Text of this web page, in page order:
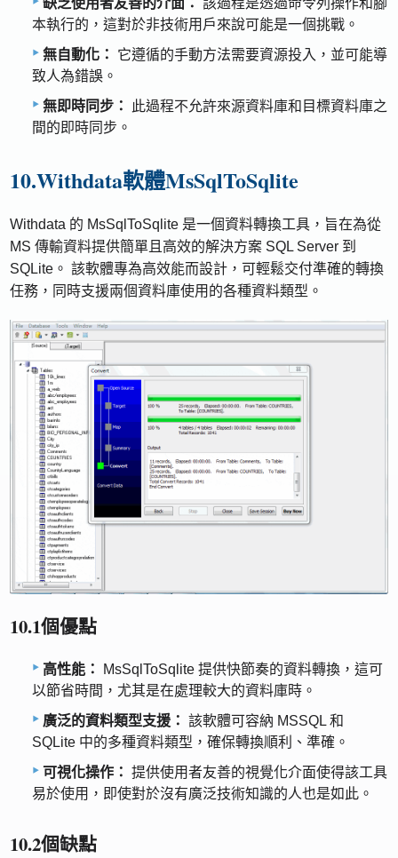
本執行的，這對於非技術用戶來說可能是一個挑戰。
無自動化：
它遵循的手動方法需要資源投入，並可能導
致人為錯誤。
無即時同步：
此過程不允許來源資料庫和目標資料庫之
間的即時同步。
10.Withdata軟體MsSqlToSqlite
Withdata 的 MsSqlToSqlite 是一個資料轉換工具，旨在為從
MS 傳輸資料提供簡單且高效的解決方案 SQL Server 到
SQLite。 該軟體專為高效能而設計，可輕鬆交付準確的轉換
任務，同時支援兩個資料庫使用的各種資料類型。
10.1個優點
高性能：
MsSqlToSqlite 提供快節奏的資料轉換，這可
以節省時間，尤其是在處理較大的資料庫時。
廣泛的資料類型支援： 該軟體可容納 MSSQL 和
SQLite 中的多種資料類型，確保轉換順利、準確。
可視化操作： 提供使用者友善的視覺化介面使得該工具
易於使用，即使對於沒有廣泛技術知識的人也是如此。
10.2個缺點